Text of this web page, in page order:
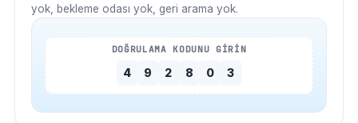
yok, bekleme odası yok, geri arama yok.
DOĞRULAMA KODUNU GİRİN
4 9 2 8 0 3